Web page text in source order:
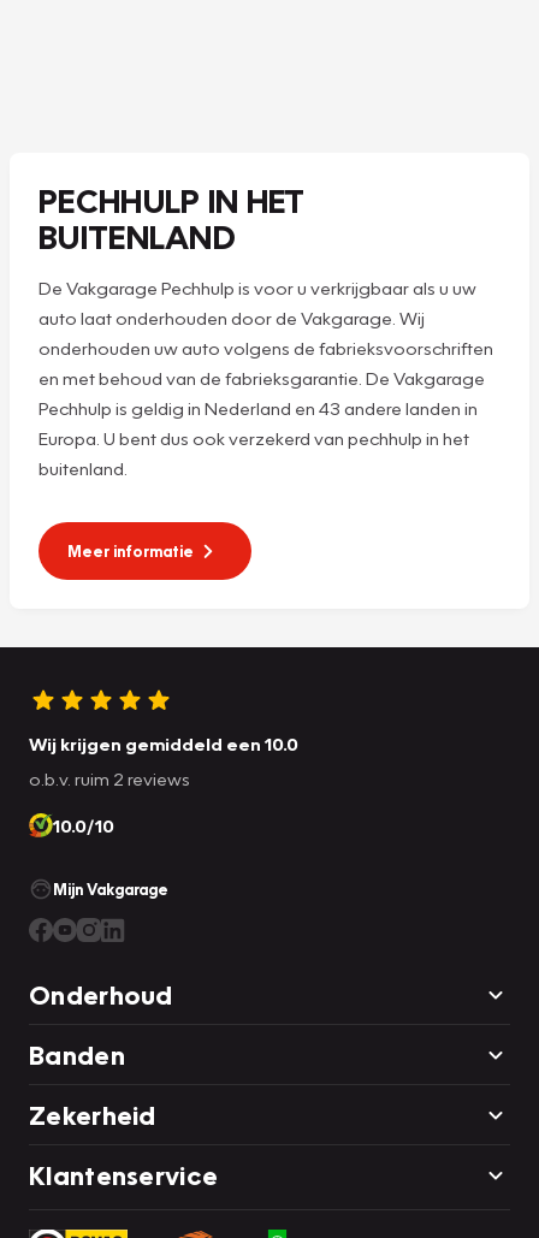
PECHHULP IN HET
BUITENLAND
De Vakgarage Pechhulp is voor u verkrijgbaar als u uw
auto laat onderhouden door de Vakgarage. Wij
onderhouden uw auto volgens de fabrieksvoorschriften
en met behoud van de fabrieksgarantie. De Vakgarage
Pechhulp is geldig in Nederland en 43 andere landen in
Europa. U bent dus ook verzekerd van pechhulp in het
buitenland.
Meer informatie
Wij krijgen gemiddeld een 10.0
o.b.v. ruim 2 reviews
10.0/10
Mijn Vakgarage
Onderhoud
Banden
Zekerheid
Klantenservice